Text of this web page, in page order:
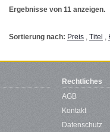
Ergebnisse von 11 anzeigen.
Sortierung nach: Preis , Titel ,
Rechtliches
AGB
Kontakt
Datenschutz